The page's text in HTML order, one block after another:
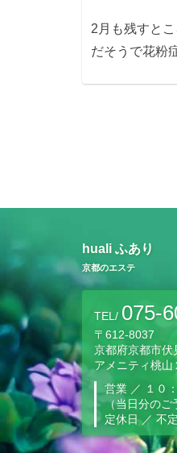
2月も残すと
だそうで花粉
huali ふあり
京都のエステ
TEL/ 075-
〒612-8037
京都府京都市伏
アメニティ桃山
営業 ／ １０
（当日分のご
定休日 ／ 不